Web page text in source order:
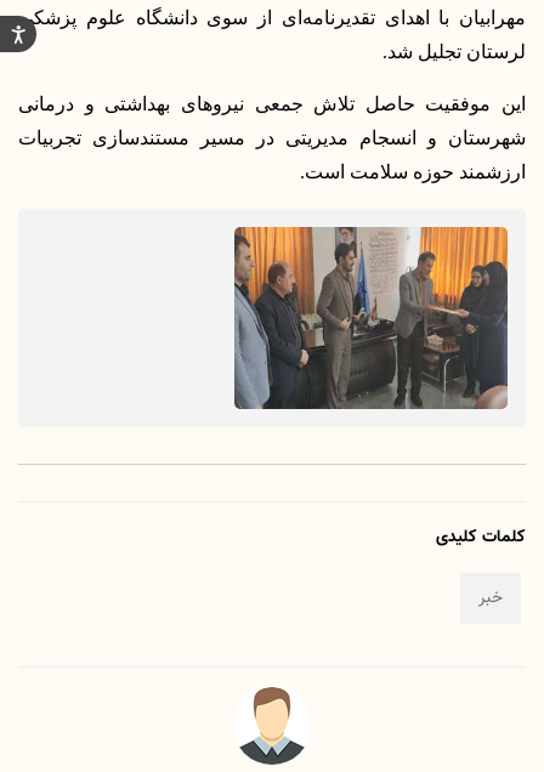
مهرابیان با اهدای تقدیرنامه‌ای از سوی دانشگاه علوم پزشکی
لرستان تجلیل شد.
ارزشمند حوزه سلامت است.
کلمات کلیدی
خبر